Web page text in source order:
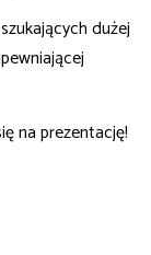
dużej
na prezentację!